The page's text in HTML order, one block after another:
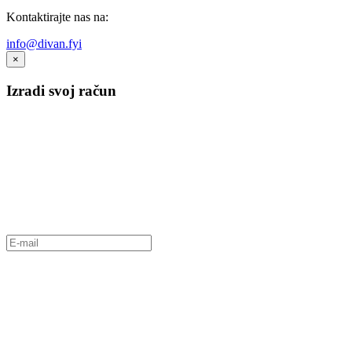
Kontaktirajte nas na:
info@divan.fyi
×
Izradi svoj račun